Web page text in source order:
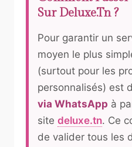
Sur Deluxe.tn ?
Pour garantir un
moyen le plus
(surtout pour les
personnalisés) est
via WhatsApp à
site deluxe.tn. Ce
de valider tous les